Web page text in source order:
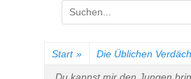
Suche
nach:
Start » Die Üblichen